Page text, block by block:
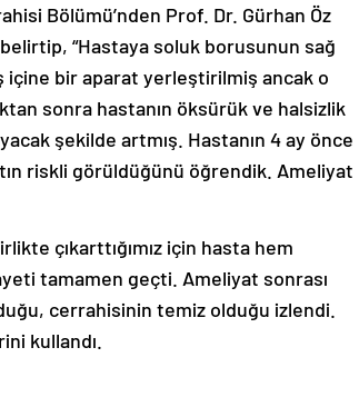
Bölümü’nden Prof. Dr. Gürhan Öz
“Hastaya soluk borusunun sağ
bir aparat yerleştirilmiş ancak o
sonra hastanın öksürük ve halsizlik
şekilde artmış. Hastanın 4 ay önce
riskli görüldüğünü öğrendik. Ameliyat
çıkarttığımız için hasta hem
tamamen geçti. Ameliyat sonrası
cerrahisinin temiz olduğu izlendi.
kullandı.